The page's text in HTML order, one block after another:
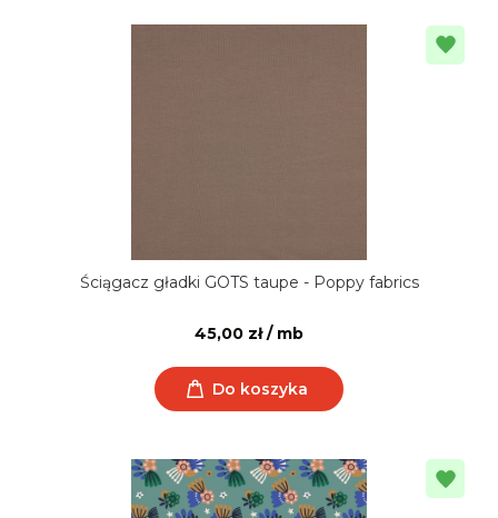
Ściągacz gładki GOTS taupe - Poppy fabrics
45,00 zł / mb
Do koszyka